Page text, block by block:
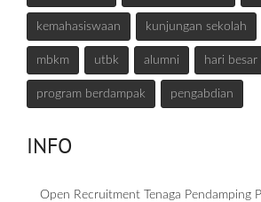
kemahasiswaan kunjungan sekolah
mbkm utbk alumni hari besar
program berdampak pengabdian
INFO
Open Recruitment Tenaga Pendamping